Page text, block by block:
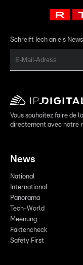
Schreift Iech an eis
Vous souhaitez faire de
directement avec notre
News
National
International
Panorama
Tech-World
Meenung
Faktencheck
Safety First